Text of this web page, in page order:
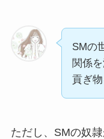
SMの
関係
貢ぎ物
ただし、SMの奴